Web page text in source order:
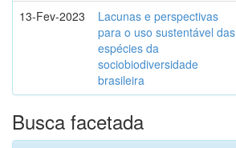
13-Fev-2023
Lacunas e perspectivas
para o uso sustentável das
espécies da
sociobiodiversidade
brasileira
Busca facetada